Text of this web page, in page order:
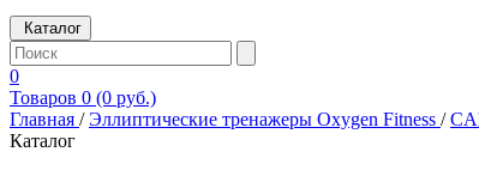
Каталог
0
Товаров 0 (0 руб.)
Главная /Эллиптические тренажеры Oxygen Fitness /
Каталог